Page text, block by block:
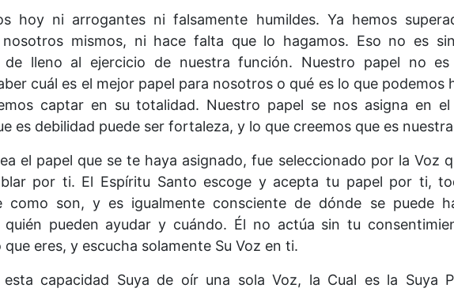
hoy ni arrogantes ni falsamente humildes. Ya hemos
mismos, ni hace falta que lo hagamos. Eso no es
de lleno al ejercicio de nuestra función. Nuestro papel no
cuál es el mejor papel para nosotros o qué es lo que
captar en su totalidad. Nuestro papel se nos asigna en
es debilidad puede ser fortaleza, y lo que creemos que es
el papel que se te haya asignado, fue seleccionado por la Voz
por ti. El Espíritu Santo escoge y acepta tu papel por ti,
como son, y es igualmente consciente de dónde se puede
pueden ayudar y cuándo. Él no actúa sin tu
eres, y escucha solamente Su Voz en ti.
esta capacidad Suya de oír una sola Voz, la Cual es la Suya